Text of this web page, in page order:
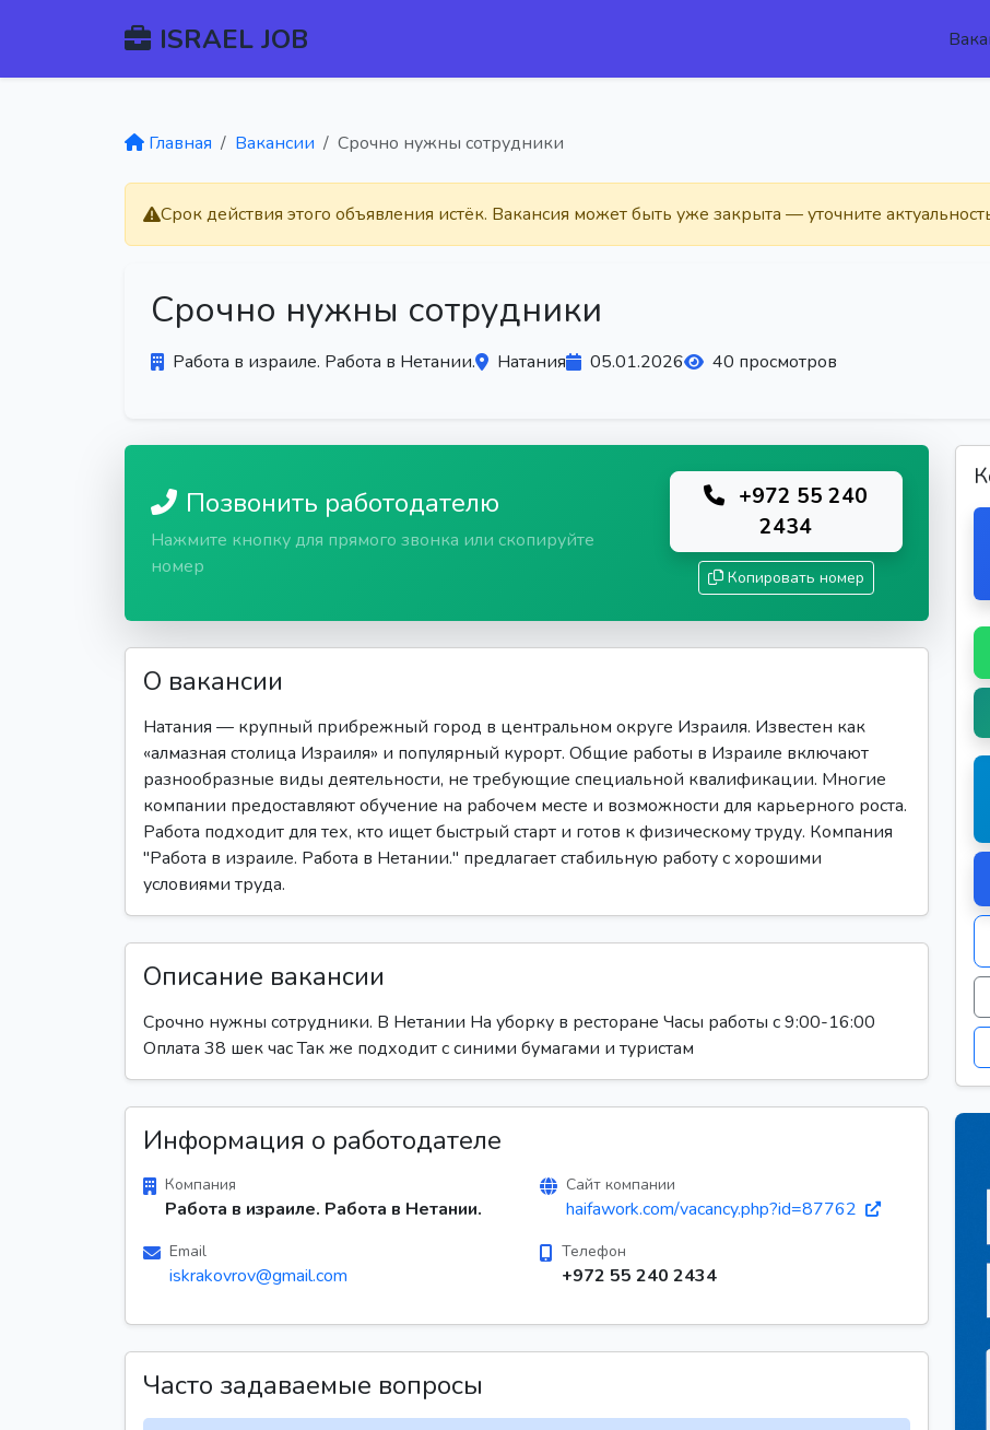
ISRAEL JOB
Главная Вакансии Срочно нужны сотрудники
Срок действия этого объявления истёк. Вакансия может быть уже закрыта — уточните
Срочно нужны сотрудники
Работа в израиле. Работа в Нетании. Натания 05.01.2026 40 просмотров
Позвонить работодателю
Нажмите кнопку для прямого звонка или скопируйте
номер
+972 55 240
2434
Копировать номер
О вакансии
Натания — крупный прибрежный город в центральном округе Израиля. Известен как
«алмазная столица Израиля» и популярный курорт. Общие работы в Израиле включают
разнообразные виды деятельности, не требующие специальной квалификации. Многие
компании предоставляют обучение на рабочем месте и возможности для карьерного роста.
Работа подходит для тех, кто ищет быстрый старт и готов к физическому труду. Компания
"Работа в израиле. Работа в Нетании." предлагает стабильную работу с хорошими
условиями труда.
Описание вакансии
Срочно нужны сотрудники. В Нетании На уборку в ресторане Часы работы с 9:00-16:00
Оплата 38 шек час Так же подходит с синими бумагами и туристам
Информация о работодателе
Компания
Работа в израиле. Работа в Нетании.
Сайт компании
haifawork.com/vacancy.php?id=87762
Email
iskrakovrov@gmail.com
Телефон
+972 55 240 2434
Часто задаваемые вопросы